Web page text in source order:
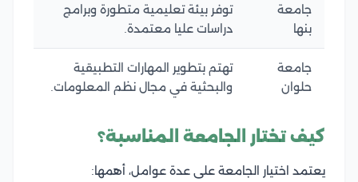
جامعة
بنها
توفر بيئة تعليمية متطورة وبرامج
دراسات عليا معتمدة.
جامعة
حلوان
تهتم بتطوير المهارات التطبيقية
والبحثية في مجال نظم المعلومات.
كيف تختار الجامعة المناسبة؟
يعتمد اختيار الجامعة على عدة عوامل، أهمها: